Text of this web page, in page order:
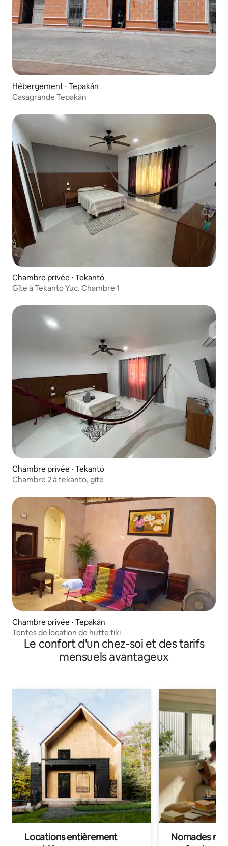
Hébergement ⋅ Tepakán
Casagrande Tepakán
Chambre privée ⋅ Tekantó
Gîte à Tekanto Yuc. Chambre 1
Chambre privée ⋅ Tekantó
Chambre 2 à tekanto, gite
Chambre privée ⋅ Tepakán
Tentes de location de hutte tiki
Le confort d'un chez-soi et des tarifs
mensuels avantageux
Locations entièrement
Nomades